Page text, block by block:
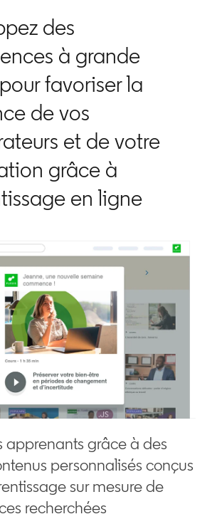
des
à grande
favoriser la
de vos
et de votre
grâce à
en ligne
apprenants grâce à des
personnalisés conçus
sur mesure de
recherchées